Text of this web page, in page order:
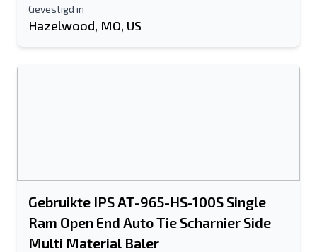
Send a Message
Voor-en achternaam
Mobiel
Gevestigd in
Hazelwood, MO, US
Gebruikte IPS AT-965-HS-100S Single
Ram Open End Auto Tie Scharnier Side
Multi Material Baler
Stuur vermelding naar e-mail
Extra informatie